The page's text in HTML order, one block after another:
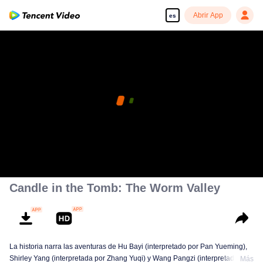
es Abrir App
Candle in the Tomb: The Worm Valley
La historia narra las aventuras de Hu Bayi (interpretado por Pan Yueming),
Shirley Yang (interpretada por Zhang Yuqi) y Wang Pangzi (interpretado por
Más